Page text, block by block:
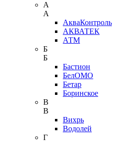
А
А
АкваКонтроль
АКВАТЕК
АТМ
Б
Б
Бастион
БелОМО
Бетар
Боринское
В
В
Вихрь
Водолей
Г